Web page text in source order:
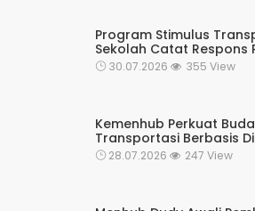
Program Stimulus
Sekolah Catat Respons
30.07.2026 355 View
Kemenhub Perkuat
Transportasi Berbasis
28.07.2026 247 View